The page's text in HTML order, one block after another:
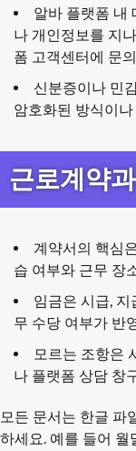
알바 플랫폼 내
나 개인정보를 지
폼 고객센터에 문
신분증이나 민
암호화된 방식이
근로계약
계약서의 핵심
습 여부와 근무 장
임금은 시급,
무 수당 여부가 반
모르는 조항은
나 플랫폼 상담 창
모든 문서는 한글 파
하세요. 예를 들어